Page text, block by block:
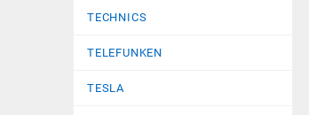
TECHNICS
TELEFUNKEN
TESLA